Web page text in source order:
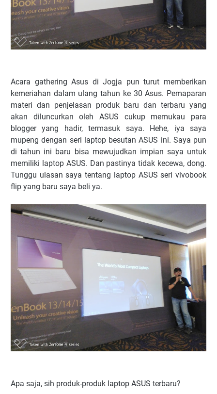
Acara gathering Asus di Jogja pun turut memberikan
kemeriahan dalam ulang tahun ke 30 Asus. Pemaparan
materi dan penjelasan produk baru dan terbaru yang
akan diluncurkan oleh ASUS cukup memukau para
blogger yang hadir, termasuk saya. Hehe, iya saya
mupeng dengan seri laptop besutan ASUS ini. Saya pun
di tahun ini baru bisa mewujudkan impian saya untuk
memiliki laptop ASUS. Dan pastinya tidak kecewa, dong.
Tunggu ulasan saya tentang laptop ASUS seri vivobook
flip yang baru saya beli ya.
Apa saja, sih produk-produk laptop ASUS terbaru?